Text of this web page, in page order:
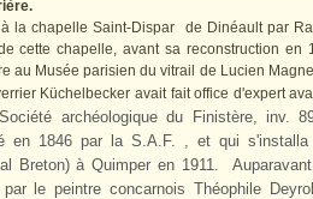
la chapelle Saint-Dispar de Dinéault par
cette chapelle, avant sa reconstruction en
au Musée parisien du vitrail de Lucien
Küchelbecker avait fait office d'expert
archéologique du Finistère, inv.
en 1846 par la S.A.F. , et qui s'installa
Breton) à Quimper en 1911.
le peintre concarnois Théophile